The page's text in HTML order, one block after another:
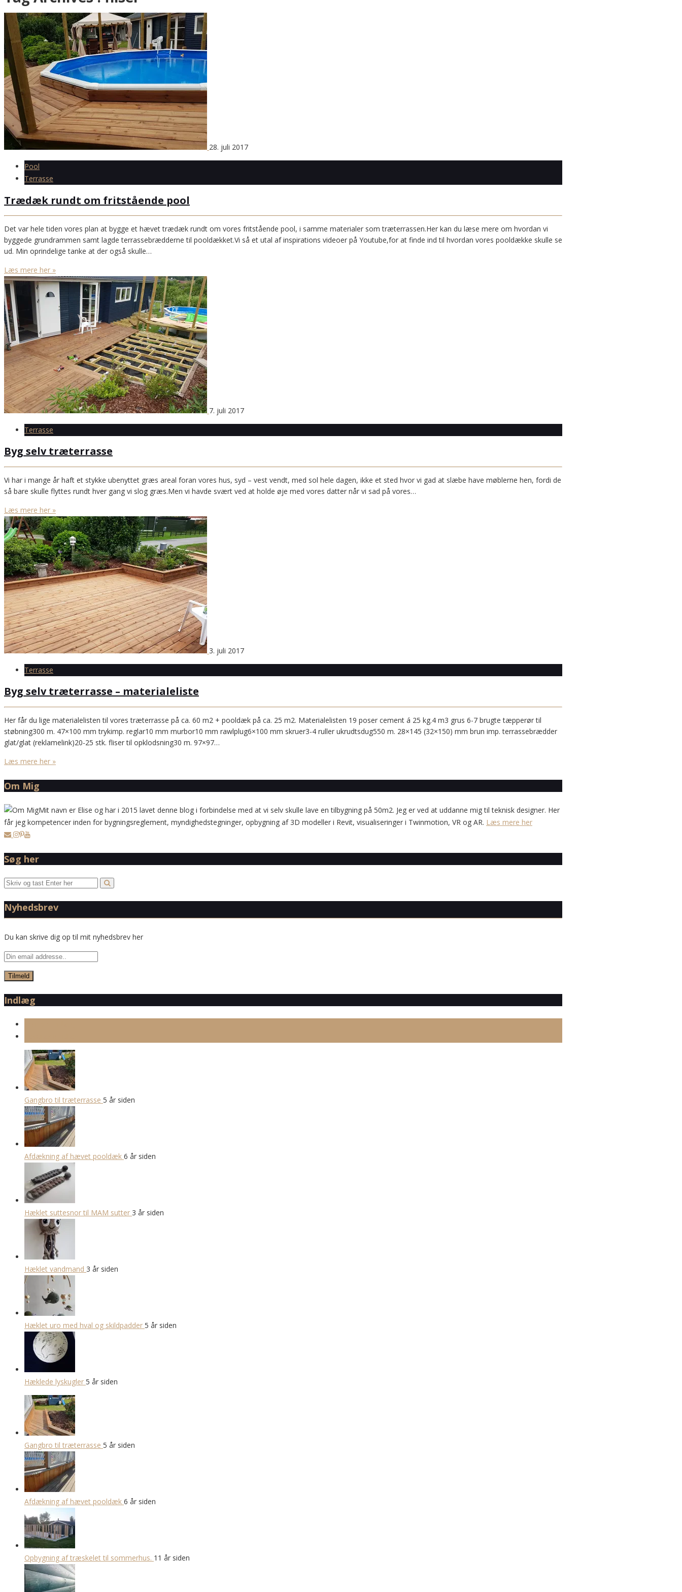
28. juli 2017
Pool
Terrasse
Trædæk rundt om fritstående pool
Det var hele tiden vores plan at bygge et hævet trædæk rundt om vores fritstående pool, i samme materialer som træterrassen.Her kan du læse mere om hvordan vi
byggede grundrammen samt lagde terrassebrædderne til pooldækket.Vi så et utal af inspirations videoer på Youtube,for at finde ind til hvordan vores pooldække skulle se
ud. Min oprindelige tanke at der også skulle…
Læs mere her »
7. juli 2017
Terrasse
Byg selv træterrasse
Vi har i mange år haft et stykke ubenyttet græs areal foran vores hus, syd – vest vendt, med sol hele dagen, ikke et sted hvor vi gad at slæbe have møblerne hen, fordi de
så bare skulle flyttes rundt hver gang vi slog græs.Men vi havde svært ved at holde øje med vores datter når vi sad på vores…
Læs mere her »
3. juli 2017
Terrasse
Byg selv træterrasse – materialeliste
Her får du lige materialelisten til vores træterrasse på ca. 60 m2 + pooldæk på ca. 25 m2. Materialelisten 19 poser cement á 25 kg.4 m3 grus 6-7 brugte tæpperør til
støbning300 m. 47×100 mm trykimp. reglar10 mm murbor10 mm rawlplug6×100 mm skruer3-4 ruller ukrudtsdug550 m. 28×145 (32×150) mm brun imp. terrassebrædder
glat/glat (reklamelink)20-25 stk. fliser til opklodsning30 m. 97×97…
Læs mere her »
Om Mig
Mit navn er Elise og har i 2015 lavet denne blog i forbindelse med at vi selv skulle lave en tilbygning på 50m2. Jeg er ved at uddanne mig til teknisk designer. Her
får jeg kompetencer inden for bygningsreglement, myndighedstegninger, opbygning af 3D modeller i Revit, visualiseringer i Twinmotion, VR og AR. Læs mere her
Søg her
Nyhedsbrev
Du kan skrive dig op til mit nyhedsbrev her
Indlæg
Gangbro til træterrasse 5 år siden
Afdækning af hævet pooldæk 6 år siden
Hæklet suttesnor til MAM sutter 3 år siden
Hæklet vandmand 3 år siden
Hæklet uro med hval og skildpadder 5 år siden
Hæklede lyskugler 5 år siden
Gangbro til træterrasse 5 år siden
Afdækning af hævet pooldæk 6 år siden
Opbygning af træskelet til sommerhus. 11 år siden